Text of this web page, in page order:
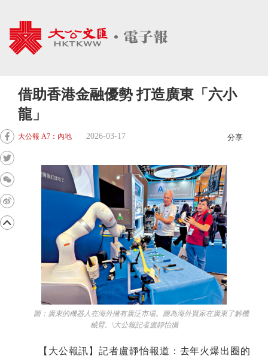
借助香港金融優勢 打造廣東「六小
龍」
大公報 A7：內地 2026-03-17 分享
圖：廣東的機器人在海外擁有廣泛市場。圖為海外買家在廣東了解機
械臂。\大公報記者盧靜怡攝
【大公報訊】記者盧靜怡報道：去年火爆出圈的